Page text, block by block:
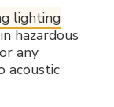
lighting
hazardous
any
acoustic